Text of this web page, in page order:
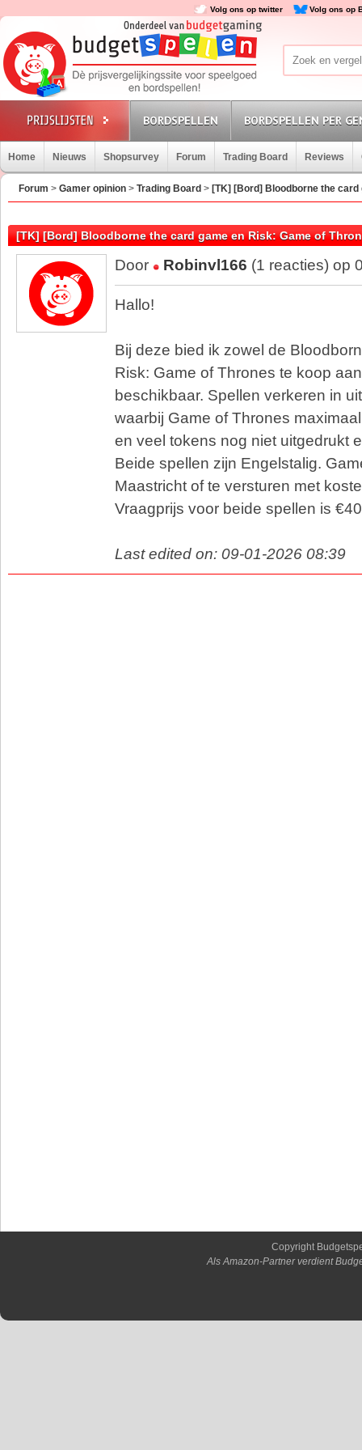
Volg ons op twitter Volg ons op
BORDSPELLEN BORDSPELLEN PER
Home Nieuws Shopsurvey Forum Trading Board Reviews
Forum >Gamer opinion >Trading Board > [TK] [Bord] Bloodborne the
[TK] [Bord] Bloodborne the card game en Risk: Game of
Door Robinvl166 (1 reacties) op
Hallo!
Bij deze bied ik zowel de
Risk: Game of Thrones te koop
beschikbaar. Spellen verkeren in
waarbij Game of Thrones
en veel tokens nog niet uitgedrukt
Beide spellen zijn Engelstalig.
Maastricht of te versturen met
Vraagprijs voor beide spellen is
Last edited on: 09-01-2026 08:39
Copyright
Als Amazon-Partner verdient